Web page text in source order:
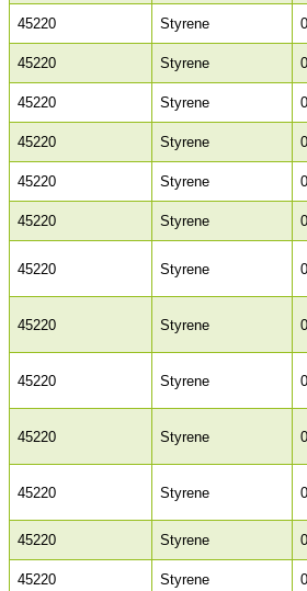
45220 Styrene
45220 Styrene
45220 Styrene
45220 Styrene
45220 Styrene
45220 Styrene
45220 Styrene
45220 Styrene
45220 Styrene
45220 Styrene
45220 Styrene
45220 Styrene
45220 Styrene